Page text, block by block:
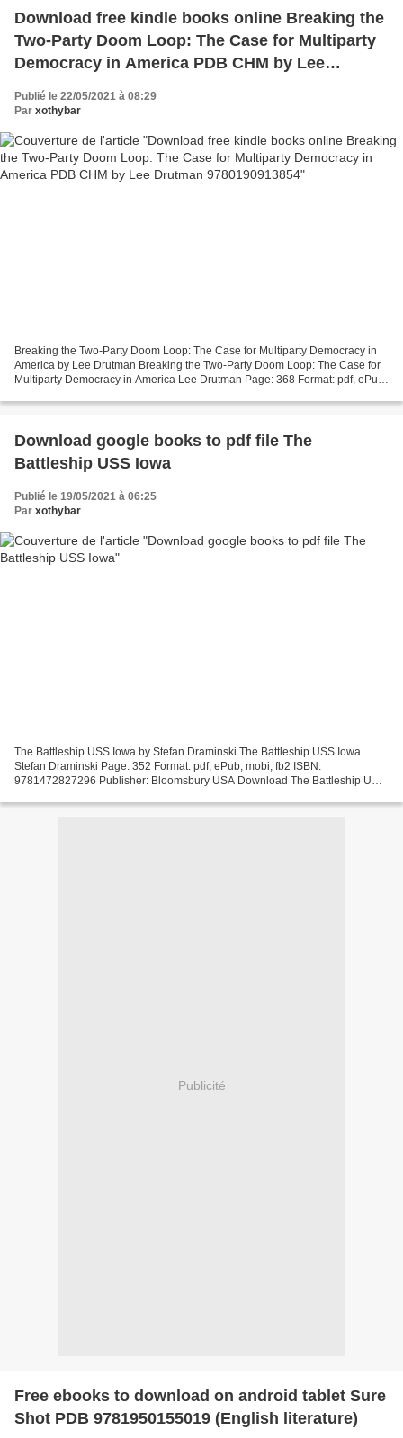
Download free kindle books online Breaking the
Two-Party Doom Loop: The Case for Multiparty
Democracy in America PDB CHM by Lee
Publié le 22/05/2021 à 08:29
Par xothybar
Breaking the Two-Party Doom Loop: The Case for Multiparty Democracy in
America by Lee Drutman Breaking the Two-Party Doom Loop: The Case for
Multiparty Democracy in America Lee Drutman Page: 368 Format: pdf, ePub,
Download google books to pdf file The
Battleship USS Iowa
Publié le 19/05/2021 à 06:25
Par xothybar
The Battleship USS Iowa by Stefan Draminski The Battleship USS Iowa
Stefan Draminski Page: 352 Format: pdf, ePub, mobi, fb2 ISBN:
9781472827296 Publisher: Bloomsbury USA Download The Battleship USS
Publicité
Free ebooks to download on android tablet Sure
Shot PDB 9781950155019 (English literature)